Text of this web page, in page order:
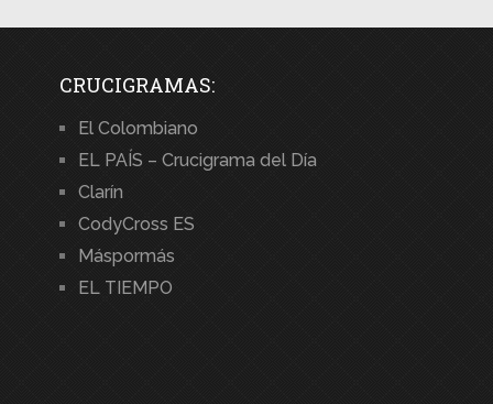
CRUCIGRAMAS:
El Colombiano
EL PAÍS – Crucigrama del Día
Clarín
CodyCross ES
Máspormás
EL TIEMPO